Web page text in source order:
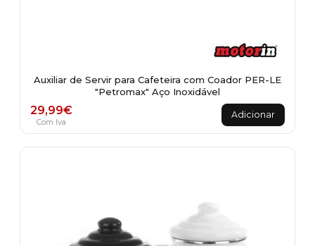
Auxiliar de Servir para Cafeteira com Coador PER-LE
"Petromax" Aço Inoxidável
29,99€
Com Iva
Adicionar